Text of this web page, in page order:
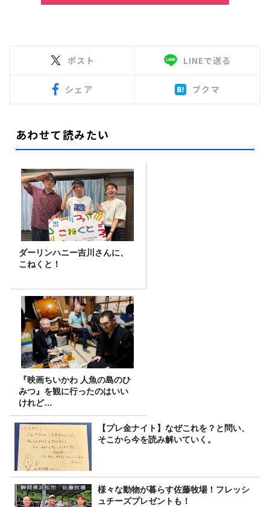
ポスト LINEで送る
シェア ブクマ
あわせて読みたい
ダーリンハニー吉川さんに、
こねくと！
『映画ちいかわ 人魚の島のひ
みつ』を観に行ったのはいい
けれど…
【プレ金ナイト】なぜこれを？と問い、
そこから今を読み解いていく。
様々な動物が暮らす佐藤牧場！フレッシ
ュチーズプレゼントも！